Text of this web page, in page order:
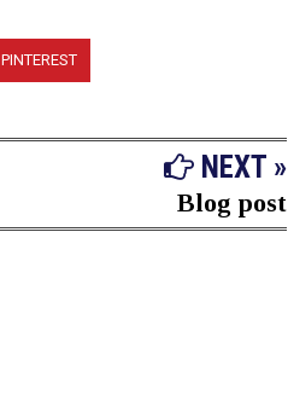
PINTEREST
NEXT »
Blog post